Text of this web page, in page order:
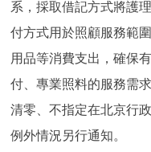
系，採取借記方式將護
付方式用於照顧服務範
用品等消費支出，確保
付、專業照料的服務需
清零、不指定在北京行
例外情況另行通知。